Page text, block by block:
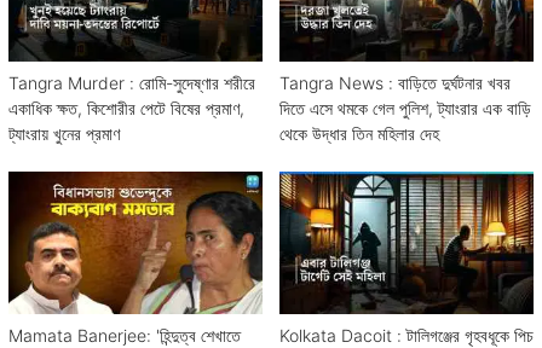
Tangra Murder : রোমি-সুদেষ্ণার শরীরে
একাধিক ক্ষত, কিশোরীর পেটে বিষের প্রমাণ,
ট্যাংরায় খুনের প্রমাণ
Tangra News : বাড়িতে দুর্ঘটনার খবর
দিতে এসে থমকে গেল পুলিশ, ট্যাংরার এক বাড়ি
থেকে উদ্ধার তিন মহিলার দেহ
Mamata Banerjee: 'হিন্দুত্ব শেখাতে
Kolkata Dacoit : টালিগঞ্জের গৃহবধূকে পিচ